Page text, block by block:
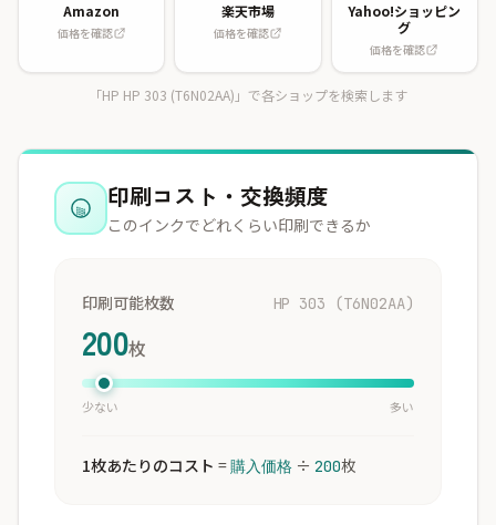
Amazon
価格を確認
楽天市場
価格を確認
Yahoo!ショッピン
グ
価格を確認
「HP HP 303 (T6N02AA)」で各ショップを検索します
印刷コスト・交換頻度
このインクでどれくらい印刷できるか
印刷可能枚数
200枚
HP 303 (T6N02AA)
少ない 多い
1枚あたりのコスト =購入価格 ÷ 200枚